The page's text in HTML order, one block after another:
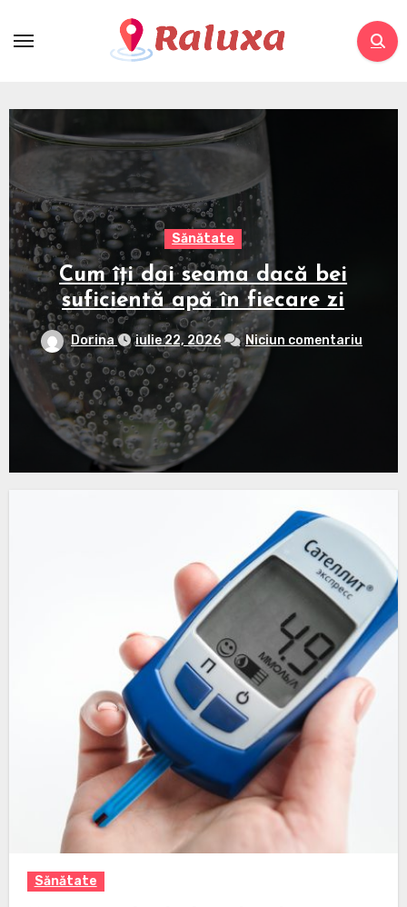
Sănătate
Cum îți dai seama dacă bei
suficientă apă în fiecare zi
Dorina iulie 22, 2026 Niciun comentariu
Sănătate